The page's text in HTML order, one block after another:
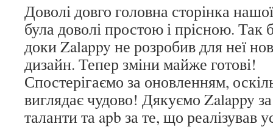
Доволі довго головна сторінка нашої
була доволі простою і прісною. Так
доки Zalappy не розробив для неї
дизайн. Тепер зміни майже готові!
Спостерігаємо за оновленням,
виглядає чудово! Дякуємо Zalappy
таланти та apb за те, що реалізував